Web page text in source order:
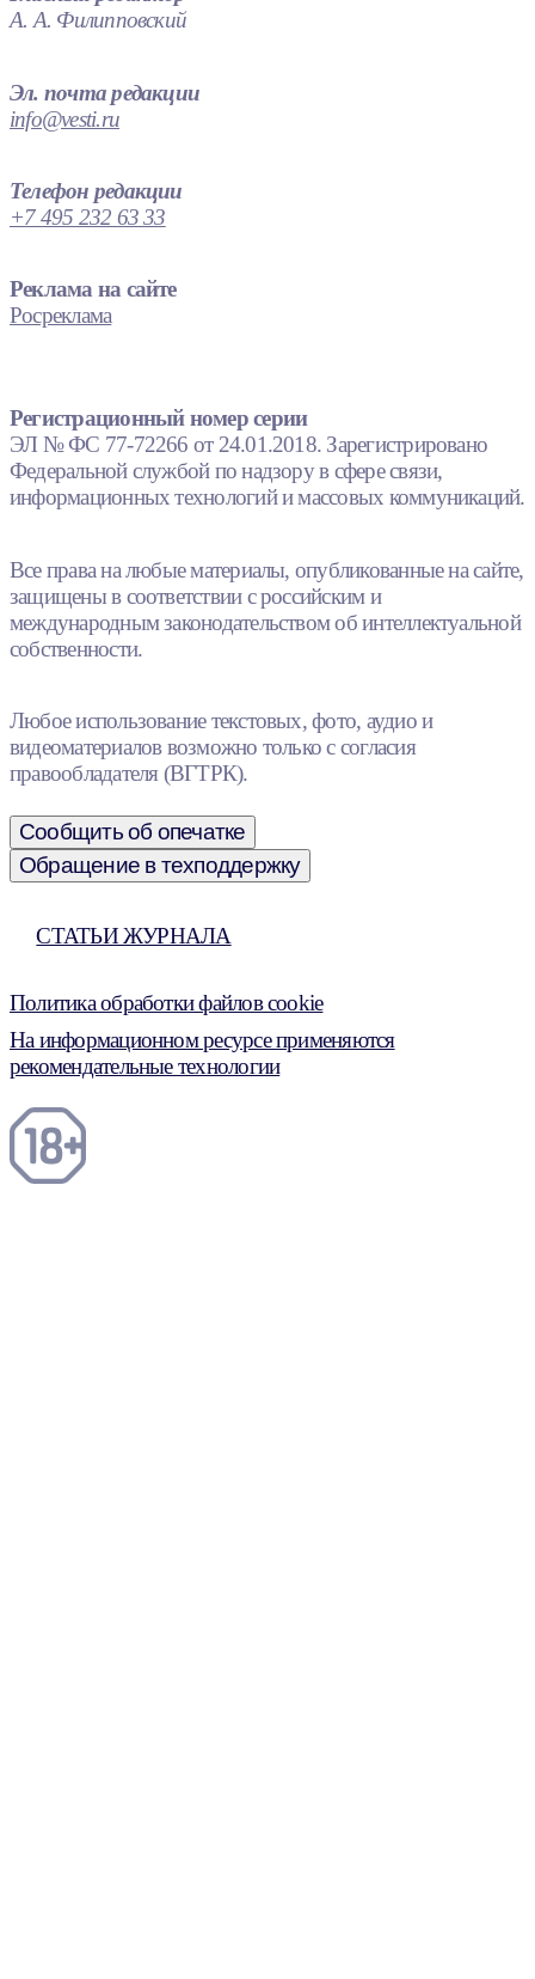
А. А. Филипповский
Эл. почта редакции
info@vesti.ru
Телефон редакции
+7 495 232 63 33
Реклама на сайте
Росреклама
Регистрационный номер серии
ЭЛ № ФС 77-72266 от 24.01.2018. Зарегистрировано
Федеральной службой по надзору в сфере связи,
информационных технологий и массовых коммуникаций.
Все права на любые материалы, опубликованные на сайте,
защищены в соответствии с российским и
международным законодательством об интеллектуальной
собственности.
Любое использование текстовых, фото, аудио и
видеоматериалов возможно только с согласия
правообладателя (ВГТРК).
Сообщить об опечатке
Обращение в техподдержку
СТАТЬИ ЖУРНАЛА
Политика обработки файлов cookie
На информационном ресурсе применяются
рекомендательные технологии